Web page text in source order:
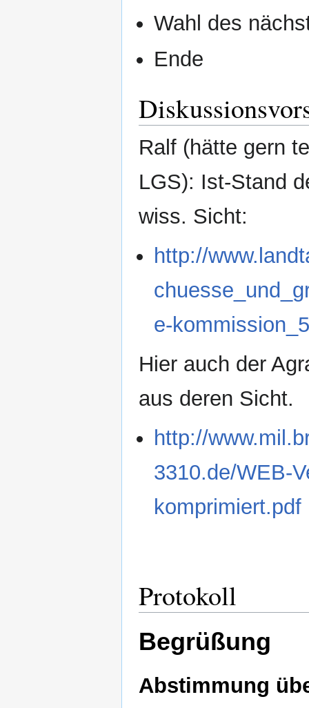
Wahl des
Ende
Ralf (hätte gern
LGS): Ist-Stand
wiss. Sicht:
http://
e-
Hier auch der
aus deren Sicht.
http://
3310.de/WEB-
komprimiert.pdf
Protokoll
Begrüßung
Abstimmung